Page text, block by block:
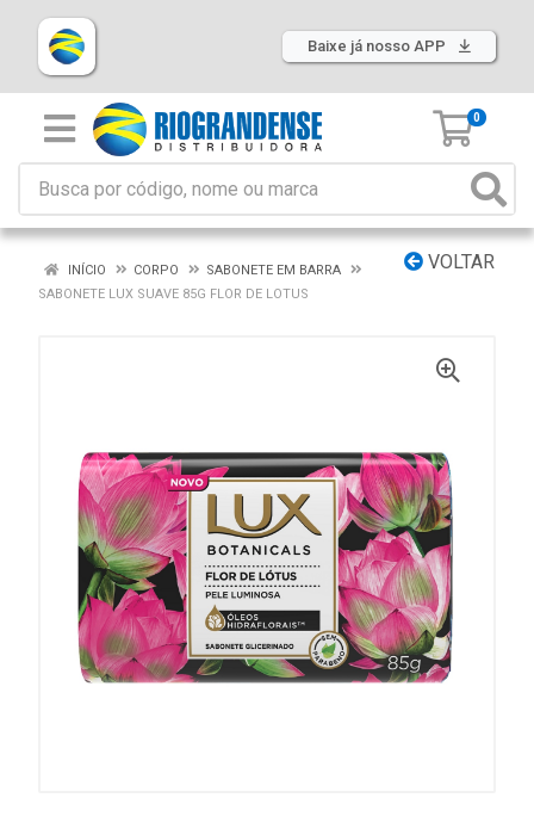
Baixe já nosso APP
0
VOLTAR
INÍCIO CORPO
SABONETE EM BARRA
SABONETE LUX SUAVE 85G FLOR DE LOTUS